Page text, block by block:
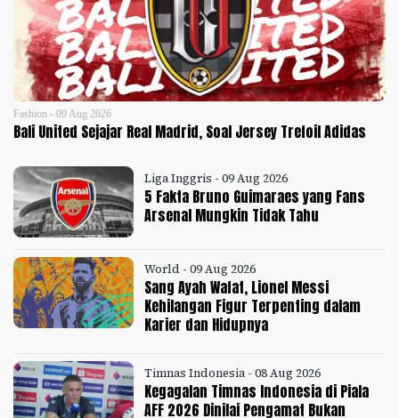
Fashion - 09 Aug 2026
Bali United Sejajar Real Madrid, Soal Jersey Trefoil Adidas
Liga Inggris - 09 Aug 2026
5 Fakta Bruno Guimaraes yang Fans
Arsenal Mungkin Tidak Tahu
World - 09 Aug 2026
Sang Ayah Wafat, Lionel Messi
Kehilangan Figur Terpenting dalam
Karier dan Hidupnya
Timnas Indonesia - 08 Aug 2026
Kegagalan Timnas Indonesia di Piala
AFF 2026 Dinilai Pengamat Bukan